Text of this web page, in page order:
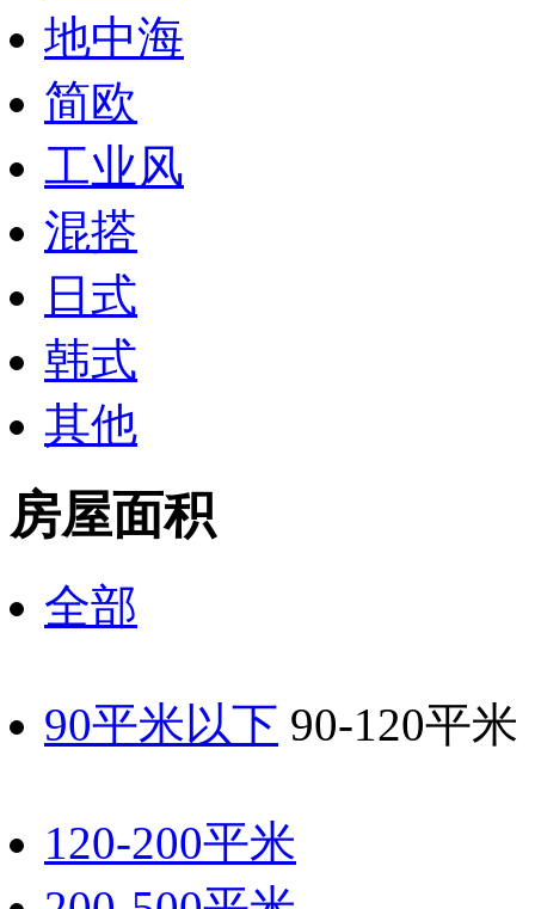
地中海
简欧
工业风
混搭
日式
韩式
其他
房屋面积
全部
90平米以下 90-120平米
120-200平米